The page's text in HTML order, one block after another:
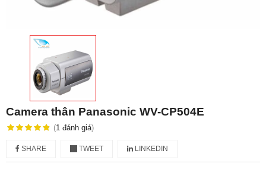
Camera thân Panasonic WV-CP504E
(1 đánh giá)
SHARE TWEET LINKEDIN